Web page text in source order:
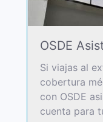
OSDE
Si viajas al
cobertura
con OSDE
cuenta para